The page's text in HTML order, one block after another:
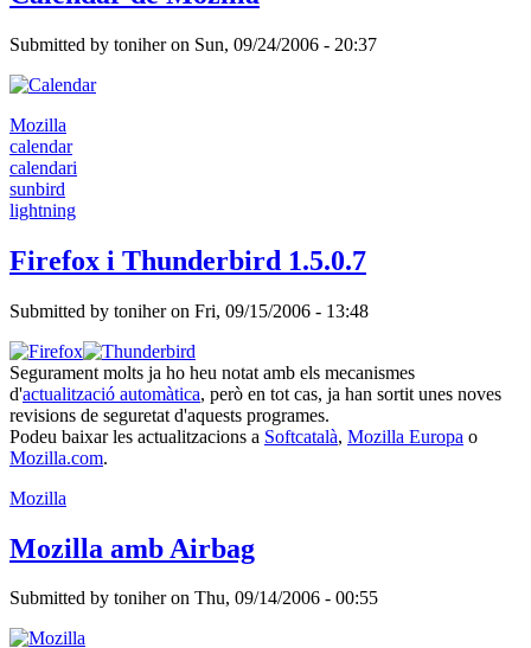
Submitted by toniheron Sun, 09/24/2006 - 20:37
Mozilla
calendar
calendari
sunbird
lightning
Firefox i Thunderbird 1.5.0.7
Submitted by toniheron Fri, 09/15/2006 - 13:48
Segurament molts ja ho heu notat amb els mecanismes
d'actualització automàtica, però en tot cas, ja han sortit unes noves
revisions de seguretat d'aquests programes.
Podeu baixar les actualitzacions a Softcatalà, Mozilla Europa o
Mozilla.com.
Mozilla
Mozilla amb Airbag
Submitted by toniheron Thu, 09/14/2006 - 00:55